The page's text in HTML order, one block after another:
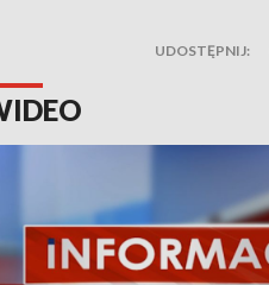
UDOSTĘPNIJ: